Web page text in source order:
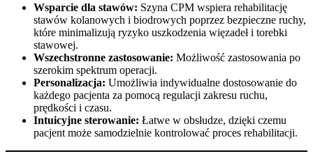
Wsparcie dla stawów: Szyna CPM wspiera rehabilitację
stawów kolanowych i biodrowych poprzez bezpieczne ruchy,
które minimalizują ryzyko uszkodzenia więzadeł i torebki
stawowej.
Wszechstronne zastosowanie: Możliwość zastosowania po
szerokim spektrum operacji.
Personalizacja: Umożliwia indywidualne dostosowanie do
każdego pacjenta za pomocą regulacji zakresu ruchu,
prędkości i czasu.
Intuicyjne sterowanie: Łatwe w obsłudze, dzięki czemu
pacjent może samodzielnie kontrolować proces rehabilitacji.